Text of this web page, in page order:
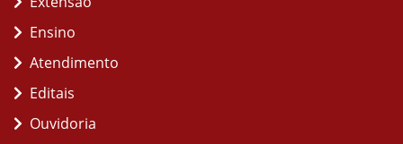
Ensino
Atendimento
Editais
Ouvidoria